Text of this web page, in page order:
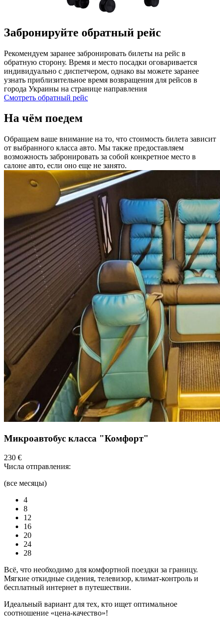
Забронируйте обратный рейс
Рекомендуем заранее забронировать билеты на рейс в
обратную сторону. Время и место посадки оговаривается
индивидуально с диспетчером, однако вы можете заранее
узнать приблизительное время возвращения для рейсов в
города Украины на странице направления
Смотреть обратный рейс
На чём поедем
Обращаем ваше внимание на то, что стоимость билета зависит
от выбранного класса авто. Мы также предоставляем
возможность забронировать за собой конкретное место в
салоне авто, если оно еще не занято.
Микроавтобус класса "Комфорт"
230 €
Числа отправления:
(все месяцы)
4
8
12
16
20
24
28
Всё, что необходимо для комфортной поездки за границу.
Мягкие откидные сидения, телевизор, климат-контроль и
бесплатный интернет в путешествии.
Идеальный вариант для тех, кто ищет оптимальное
соотношение «цена-качество»!